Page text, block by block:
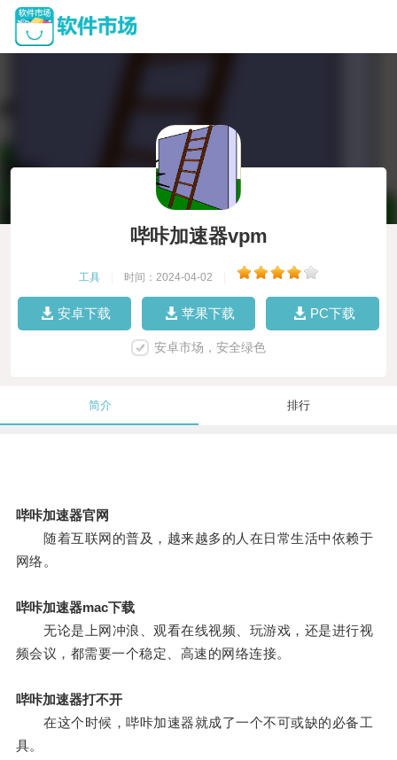
哔咔加速器vpm
工具 时间：2024-04-02
安卓下载 苹果下载 PC下载
安卓市场，安全绿色
简介 排行
哔咔加速器官网
随着互联网的普及，越来越多的人在日常生活中依赖于
网络。
哔咔加速器mac下载
无论是上网冲浪、观看在线视频、玩游戏，还是进行视
频会议，都需要一个稳定、高速的网络连接。
哔咔加速器打不开
在这个时候，哔咔加速器就成了一个不可或缺的必备工
具。